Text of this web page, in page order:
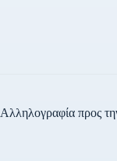
Αλληλογραφία προς